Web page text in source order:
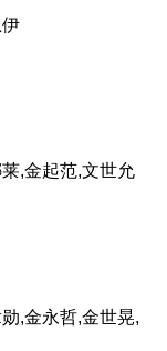
,金起范,文世允
,金永哲,金世晃,